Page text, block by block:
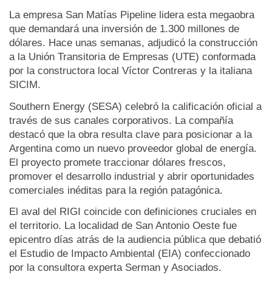
La empresa San Matías Pipeline lidera esta megaobra
que demandará una inversión de 1.300 millones de
dólares. Hace unas semanas, adjudicó la construcción
a la Unión Transitoria de Empresas (UTE) conformada
por la constructora local Víctor Contreras y la italiana
SICIM.
Southern Energy (SESA) celebró la calificación oficial a
través de sus canales corporativos. La compañía
destacó que la obra resulta clave para posicionar a la
Argentina como un nuevo proveedor global de energía.
El proyecto promete traccionar dólares frescos,
promover el desarrollo industrial y abrir oportunidades
comerciales inéditas para la región patagónica.
El aval del RIGI coincide con definiciones cruciales en
el territorio. La localidad de San Antonio Oeste fue
epicentro días atrás de la audiencia pública que debatió
el Estudio de Impacto Ambiental (EIA) confeccionado
por la consultora experta Serman y Asociados.